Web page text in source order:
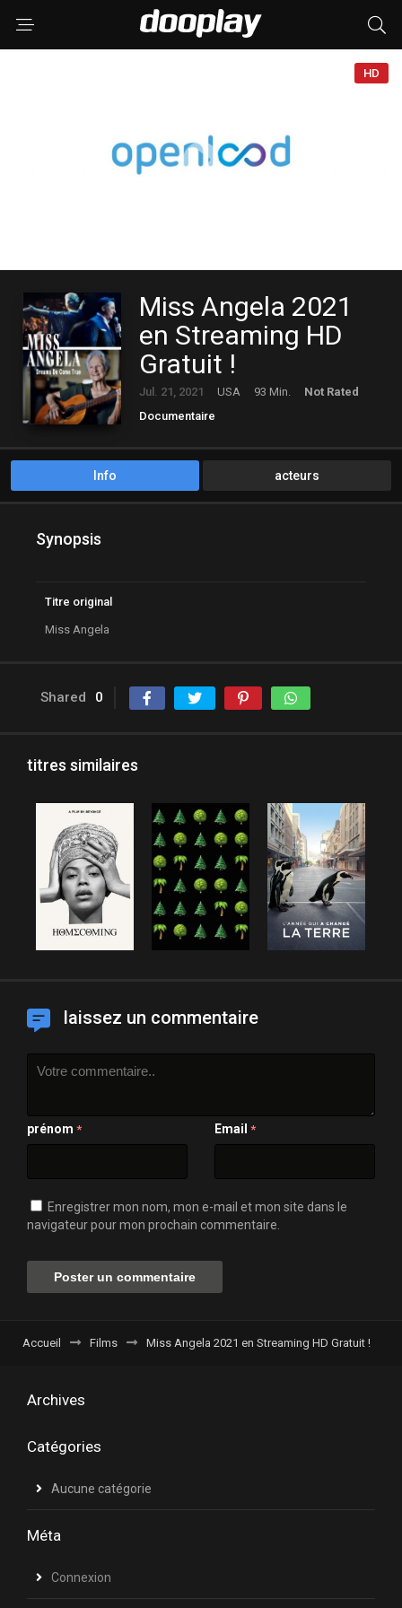
HD
Miss Angela 2021
en Streaming HD
Gratuit !
Jul. 21, 2021 USA 93 Min.
Not Rated
Documentaire
Info acteurs
Synopsis
Titre original
Miss Angela
Shared 0
titres similaires
laissez un commentaire
prénom * Email *
Enregistrer mon nom, mon e-mail et mon site dans le
navigateur pour mon prochain commentaire.
Accueil Films Miss Angela 2021 en Streaming HD Gratuit !
Archives
Catégories
Aucune catégorie
Méta
Connexion